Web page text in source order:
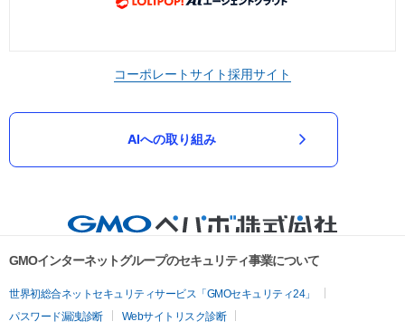
コーポレートサイト採用サイト
AIへの取り組み
GMOインターネットグループのセキュリティ事業について
世界初総合ネットセキュリティサービス「GMOセキュリティ24」
パスワード漏洩診断
Webサイトリスク診断